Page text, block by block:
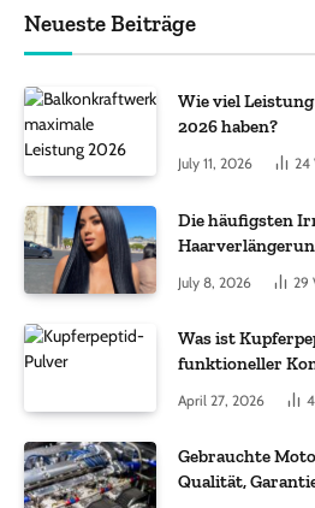
Neueste Beiträge
Wie viel
2026 haben?
July 11, 2026 24
Die häufigsten
July 8, 2026 29
Was ist
funktioneller
Molekül + Metall“
April 27, 2026
Gebrauchte
Qualität,